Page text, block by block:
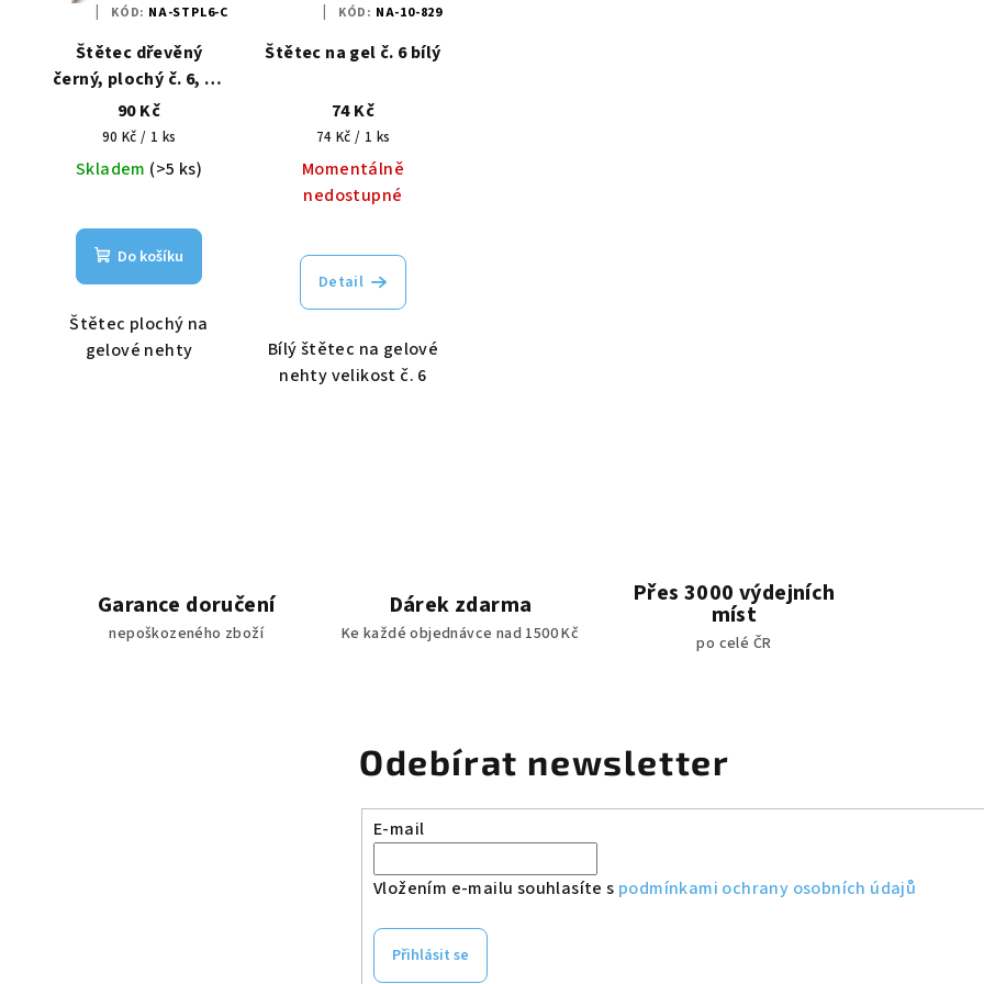
Štětec dřevěný
černý, plochý č. 6, na
gelové nehty
90 Kč
Měrná
cena:
90 Kč / 1 ks
Skladem (>5 ks)
Do košíku
Štětec plochý na
gelové nehty
KÓD: NA-STPL6-C
Štětec na gel č. 6 bílý
74 Kč
Měrná
cena:
74 Kč / 1 ks
Momentálně
nedostupné
Detail
Bílý štětec na gelové
nehty velikost č. 6
KÓD: NA-10-829
Garance doručení
nepoškozeného zboží
Dárek zdarma
Ke každé objednávce nad 1500 Kč
Přes 3000 výdejních
míst
po celé ČR
Odebírat newsletter
E-mail
Vložením e-mailu souhlasíte s podmínkami ochrany osobních údajů
Přihlásit se